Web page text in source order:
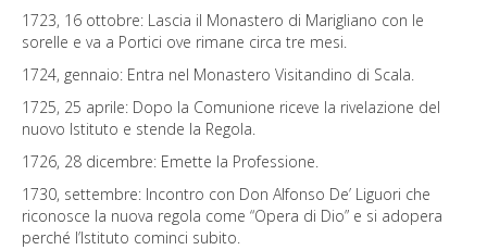
1723, 16 ottobre: Lascia il Monastero di Marigliano con le
sorelle e va a Portici ove rimane circa tre mesi.
1724, gennaio: Entra nel Monastero Visitandino di Scala.
1725, 25 aprile: Dopo la Comunione riceve la rivelazione del
nuovo Istituto e stende la Regola.
1726, 28 dicembre: Emette la Professione.
1730, settembre: Incontro con Don Alfonso De’ Liguori che
riconosce la nuova regola come “Opera di Dio” e si adopera
perché l’Istituto cominci subito.